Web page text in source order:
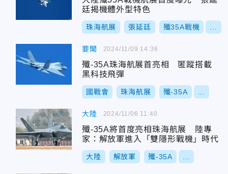
廷揭機體外型特色
珠海航展 張延廷 殲35A戰機
要聞
殲-35A珠海航展首亮相 匿蹤搭載
黑科技飛彈
國戰會 珠海航展 殲-35A
2024/11/09 14:36
大陸
殲-35A將首度亮相珠海航展 陸專
家：解放軍進入「雙隱形戰機」時代
大陸 解放軍 殲-35A
2024/11/06 11:40